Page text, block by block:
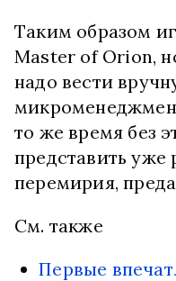
Таким образом
Master of Orion,
надо вести
то же время без
представить
перемирия,
См. также
Первые